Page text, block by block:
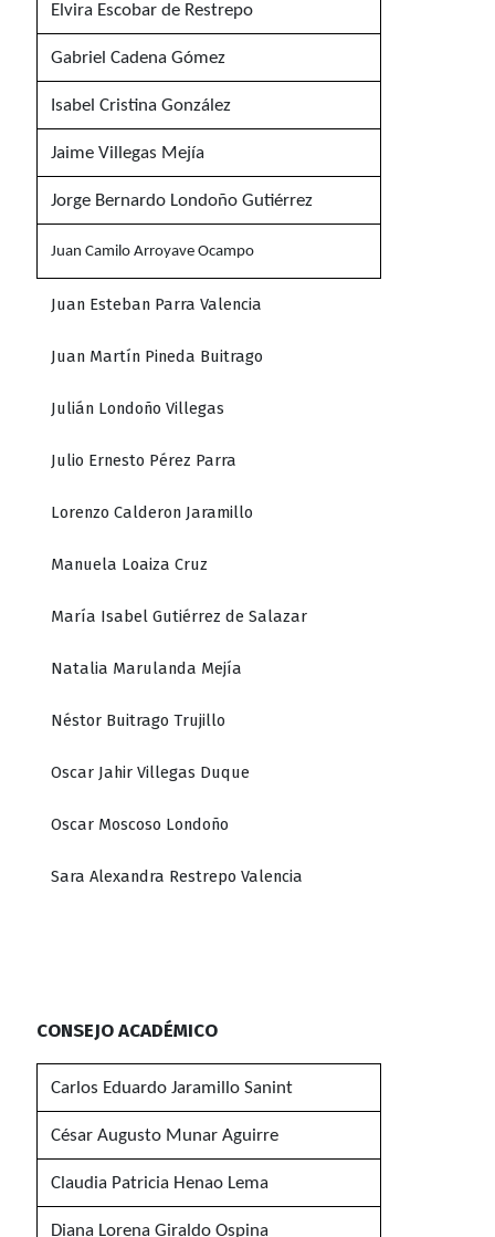
Elvira Escobar de Restrepo
Gabriel Cadena Gómez
Isabel Cristina González
Jaime Villegas Mejía
Jorge Bernardo Londoño Gutiérrez
Juan Camilo Arroyave Ocampo
Juan Esteban Parra Valencia
Juan Martín Pineda Buitrago
Julián Londoño Villegas
Julio Ernesto Pérez Parra
Lorenzo Calderon Jaramillo
Manuela Loaiza Cruz
María Isabel Gutiérrez de Salazar
Natalia Marulanda Mejía
Néstor Buitrago Trujillo
Oscar Jahir Villegas Duque
Oscar Moscoso Londoño
Sara Alexandra Restrepo Valencia
CONSEJO ACADÉMICO
Carlos Eduardo Jaramillo Sanint
César Augusto Munar Aguirre
Claudia Patricia Henao Lema
Diana Lorena Giraldo Ospina